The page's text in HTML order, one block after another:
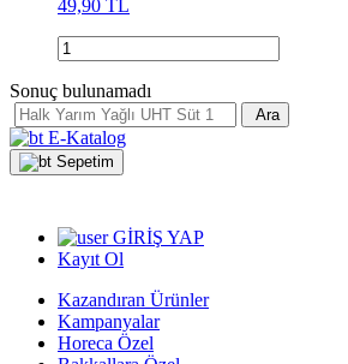
49,90 TL
Sonuç bulunamadı
Ara
E-Katalog
Sepetim
GİRİŞ YAP
Kayıt Ol
Kazandıran Ürünler
Kampanyalar
Horeca Özel